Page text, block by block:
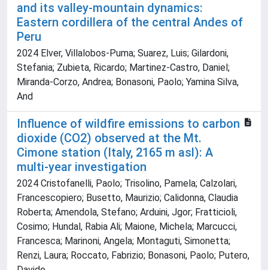
and its valley-mountain dynamics:
Eastern cordillera of the central Andes of
Peru
2024 Elver, Villalobos-Puma; Suarez, Luis; Gilardoni,
Stefania; Zubieta, Ricardo; Martinez-Castro, Daniel;
Miranda-Corzo, Andrea; Bonasoni, Paolo; Yamina Silva,
And
Influence of wildfire emissions to carbon
dioxide (CO2) observed at the Mt.
Cimone station (Italy, 2165 m asl): A
multi-year investigation
2024 Cristofanelli, Paolo; Trisolino, Pamela; Calzolari,
Francescopiero; Busetto, Maurizio; Calidonna, Claudia
Roberta; Amendola, Stefano; Arduini, Jgor; Fratticioli,
Cosimo; Hundal, Rabia Ali; Maione, Michela; Marcucci,
Francesca; Marinoni, Angela; Montaguti, Simonetta;
Renzi, Laura; Roccato, Fabrizio; Bonasoni, Paolo; Putero,